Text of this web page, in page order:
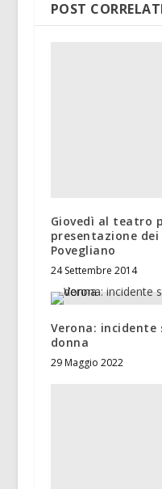
POST
Giovedì al teatro
presentazione dei
Povegliano
24 Settembre 2014
Verona: incidente
donna
29 Maggio 2022